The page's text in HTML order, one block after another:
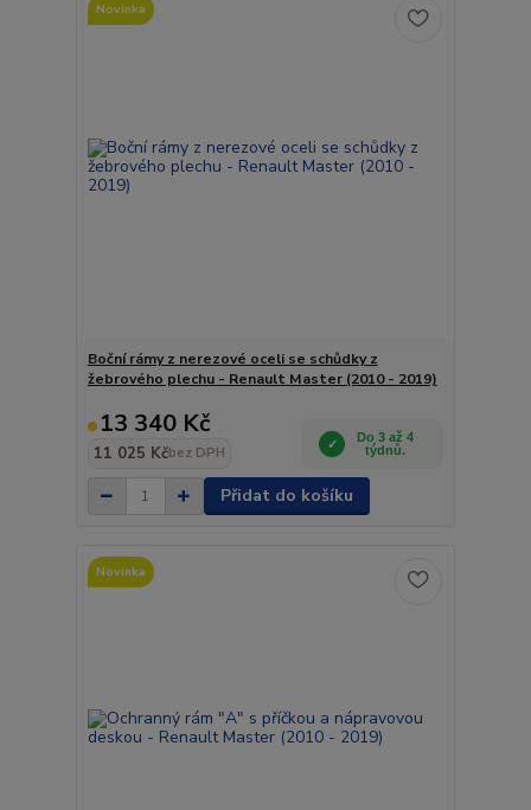
Novinka
Boční rámy z nerezové oceli se schůdky z
žebrového plechu - Renault Master (2010 - 2019)
13 340 Kč
11 025 Kčbez DPH
Do 3 až 4
týdnů.
Přidat do košíku
Novinka